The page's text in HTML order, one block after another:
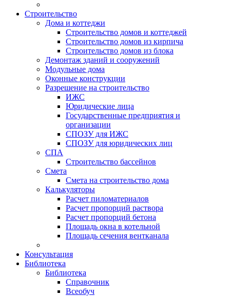
Строительство
Дома и коттеджи
Строительство домов и коттеджей
Строительство домов из кирпича
Строительство домов из блока
Демонтаж зданий и сооружений
Модульные дома
Оконные конструкции
Разрешение на строительство
ИЖС
Юридические лица
Государственные предприятия и
организации
СПОЗУ для ИЖС
СПОЗУ для юридических лиц
СПА
Строительство бассейнов
Смета
Смета на строительство дома
Калькуляторы
Расчет пиломатериалов
Расчет пропорций раствора
Расчет пропорций бетона
Площадь окна в котельной
Площадь сечения вентканала
Консультация
Библиотека
Библиотека
Справочник
Всеобуч